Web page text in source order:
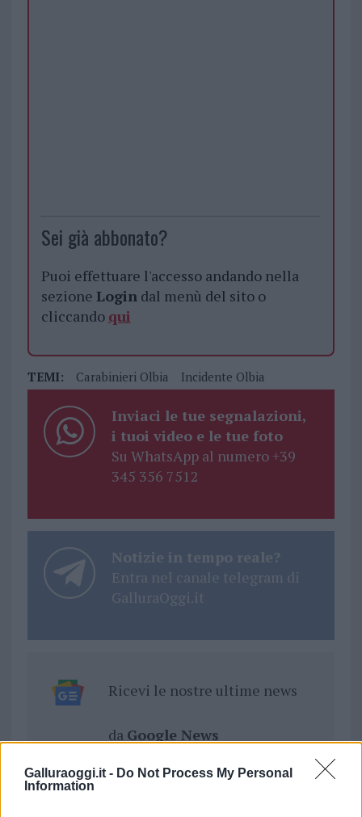
Galluraoggi.it - Do Not Process My Personal
Information
Sei già abbonato?
Puoi effettuare l'accesso andando nella
sezione Logindal menù del sito o
cliccando qui
TEMI: Carabinieri Olbia Incidente Olbia
Inviaci le tue segnalazioni,
i tuoi video e le tue foto
Su WhatsApp al numero +39
345 356 7512
Notizie in tempo reale?
Entra nel canale telegram di
GalluraOggi.it
Ricevi le nostre ultime news
da Google News
Condividi l'articolo